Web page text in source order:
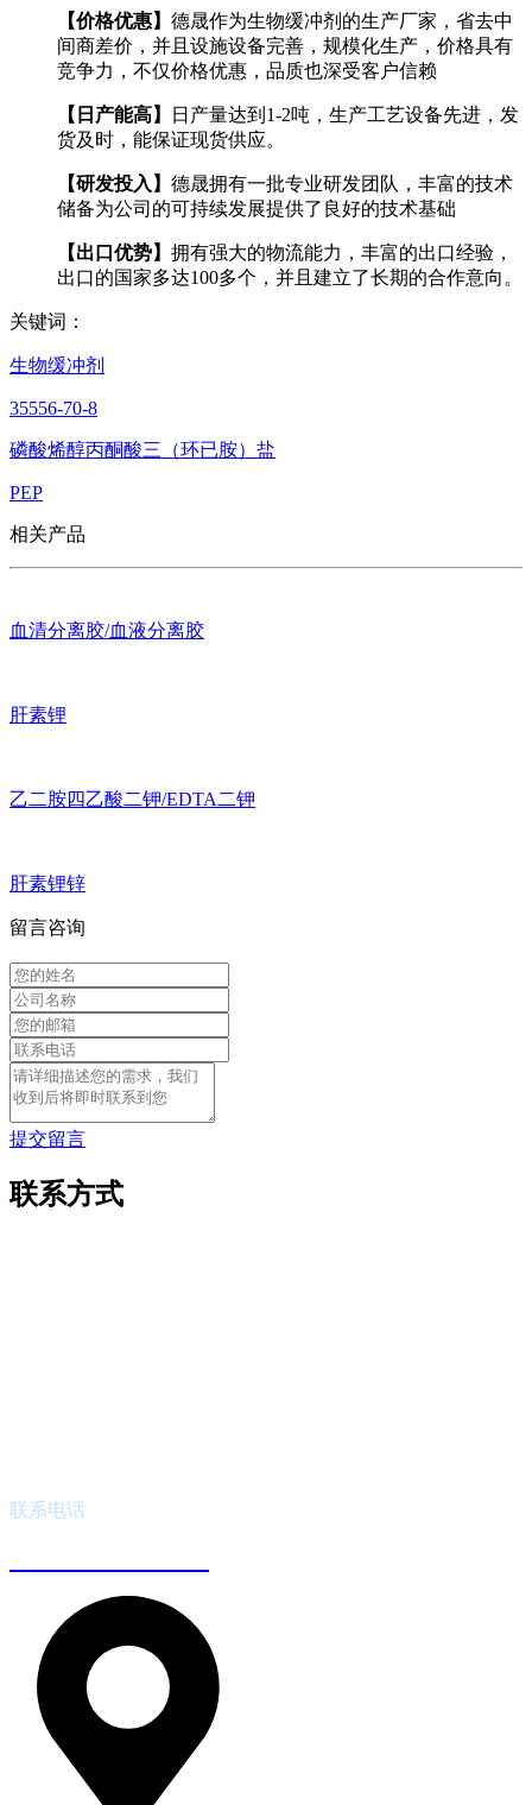
【价格优惠】 德晟作为生物缓冲剂的生产厂家，省去中
间商差价，并且设施设备完善，规模化生产，价格具有
竞争力，不仅价格优惠，品质也深受客户信赖
【日产能高】
日产量达到1-2吨，生产工艺设备先进，发
货及时，能保证现货供应。
【研发投入】 德晟拥有一批专业研发团队，丰富的技术
储备为公司的可持续发展提供了良好的技术基础
【出口优势】 拥有强大的物流能力，丰富的出口经验，
出口的国家多达100多个，并且建立了长期的合作意向。
关键词：
生物缓冲剂
35556-70-8
磷酸烯醇丙酮酸三（环已胺）盐
PEP
相关产品
血清分离胶/血液分离胶
肝素锂
乙二胺四乙酸二钾/EDTA二钾
肝素锂锌
留言咨询
提交留言
联系方式
联系电话